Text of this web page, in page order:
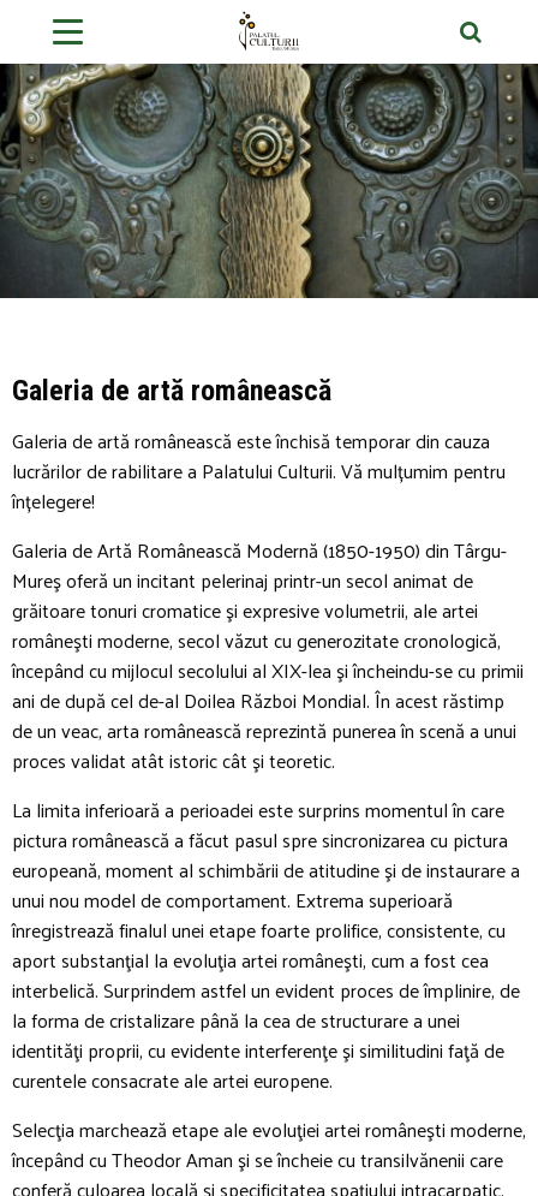
Galeria de artă românească
Galeria de artă românească este închisă temporar din cauza
lucrărilor de rabilitare a Palatului Culturii. Vă mulțumim pentru
înțelegere!
Galeria de Artă Românească Modernă (1850-1950) din Târgu-
Mureş oferă un incitant pelerinaj printr-un secol animat de
grăitoare tonuri cromatice şi expresive volumetrii, ale artei
româneşti moderne, secol văzut cu generozitate cronologică,
începând cu mijlocul secolului al XIX-lea şi încheindu-se cu primii
ani de după cel de-al Doilea Război Mondial. În acest răstimp
de un veac, arta românească reprezintă punerea în scenă a unui
proces validat atât istoric cât şi teoretic.
La limita inferioară a perioadei este surprins momentul în care
pictura românească a făcut pasul spre sincronizarea cu pictura
europeană, moment al schimbării de atitudine şi de instaurare a
unui nou model de comportament. Extrema superioară
înregistrează finalul unei etape foarte prolifice, consistente, cu
aport substanţial la evoluţia artei româneşti, cum a fost cea
interbelică. Surprindem astfel un evident proces de împlinire, de
la forma de cristalizare până la cea de structurare a unei
identităţi proprii, cu evidente interferenţe şi similitudini faţă de
curentele consacrate ale artei europene.
Selecţia marchează etape ale evoluţiei artei româneşti moderne,
începând cu Theodor Aman şi se încheie cu transilvănenii care
conferă culoarea locală şi specificitatea spaţiului intracarpatic.